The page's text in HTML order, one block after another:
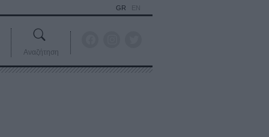
GR EN
Αναζήτηση